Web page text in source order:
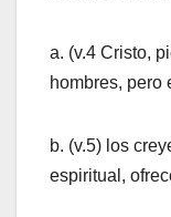
a. (v.4 Cristo,
hombres, pero
b. (v.5) los
espiritual,